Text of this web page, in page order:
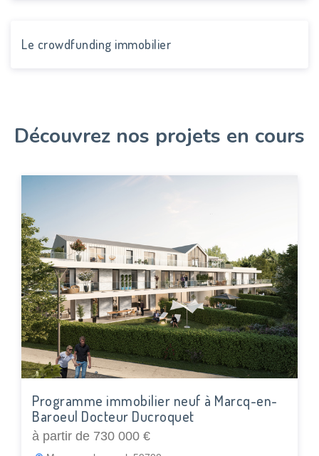
Le crowdfunding immobilier
Découvrez nos projets en cours
Programme immobilier neuf à Marcq-en-
Baroeul Docteur Ducroquet
à partir de 730 000 €